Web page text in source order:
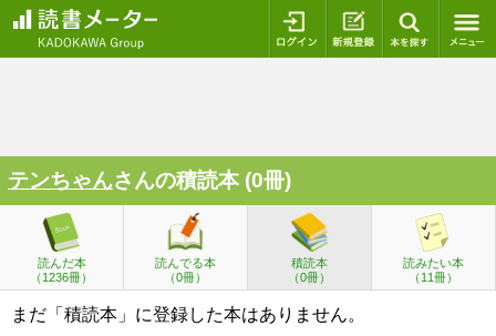
ログイン 新規登録
テンちゃんさんの積読本 (0冊)
読んだ本
（1236冊）
読んでる本
（0冊）
積読本
（0冊）
読みたい本
（11冊）
まだ「積読本」に登録した本はありません。